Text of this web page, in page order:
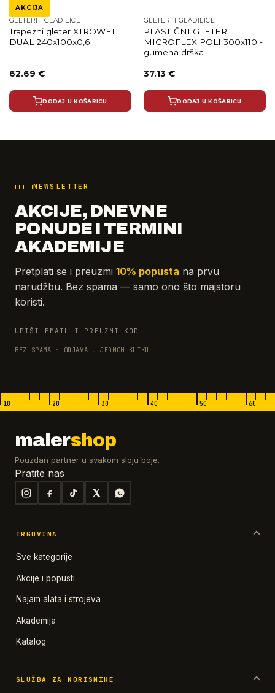
AKCIJA
GLETERI I GLADILICE
Trapezni gleter XTROWEL
DUAL 240x100x0,6
Izvorna
bila
je:
73.75 €.
62.69 €Trenutna
je:
62.69 €.
DODAJ U KOŠARICU
GLETERI I GLADILICE
PLASTIČNI GLETER
MICROFLEX POLI 300x110 -
gumena drška
37.13 €
DODAJ U KOŠARICU
NEWSLETTER
AKCIJE, DNEVNE
PONUDE I TERMINI
AKADEMIJE
Pretplati se i preuzmi 10% popusta na prvu
narudžbu. Bez spama — samo ono što majstoru
koristi.
UPIŠI EMAIL I PREUZMI KOD
BEZ SPAMA · ODJAVA U JEDNOM KLIKU
10 20 30 40 50 60
malershop
Pouzdan partner u svakom sloju boje.
Pratite nas
TRGOVINA
Sve kategorije
Akcije i popusti
Najam alata i strojeva
Akademija
Katalog
SLUŽBA ZA KORISNIKE